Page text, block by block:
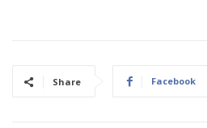
Share Facebook